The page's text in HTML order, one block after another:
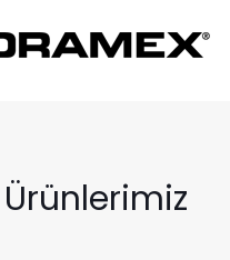
Ürünlerimiz